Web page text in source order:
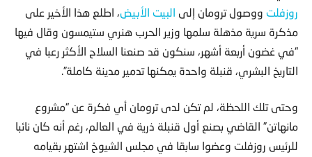
روزفلت ووصول ترومان إلى البيت الأبيض، اطلع هذا الأخير على
مذكرة سرية مذهلة سلمها وزير الحرب هنري ستيمسون وقال فيها
“في غضون أربعة أشهر، سنكون قد صنعنا السلاح الأكثر رعبا في
التاريخ البشري، قنبلة واحدة يمكنها تدمير مدينة كاملة”.
وحتى تلك اللحظة، لم تكن لدى ترومان أي فكرة عن “مشروع
مانهاتن” القاضي بصنع أول قنبلة ذرية في العالم، رغم أنه كان نائبا
للرئيس روزفلت وعضوا سابقا في مجلس الشيوخ اشتهر بقيامه